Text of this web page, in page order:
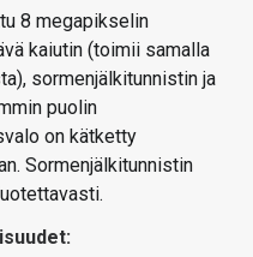
8 megapikselin
kaiutin (toimii samalla
sormenjälkitunnistin ja
puolin
on kätketty
Sormenjälkitunnistin